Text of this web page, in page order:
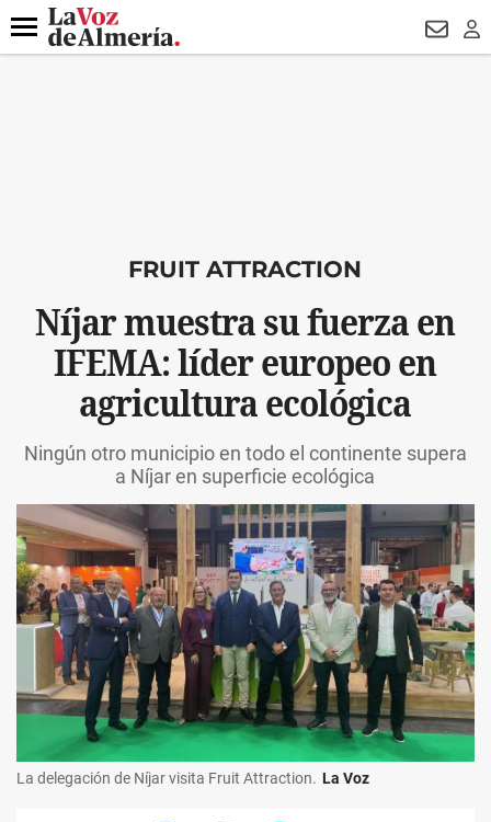
DESTACADO
Menú
FRUIT ATTRACTION
Níjar muestra su fuerza en
IFEMA: líder europeo en
agricultura ecológica
Ningún otro municipio en todo el continente supera
a Níjar en superficie ecológica
La delegación de Níjar visita Fruit Attraction. La Voz